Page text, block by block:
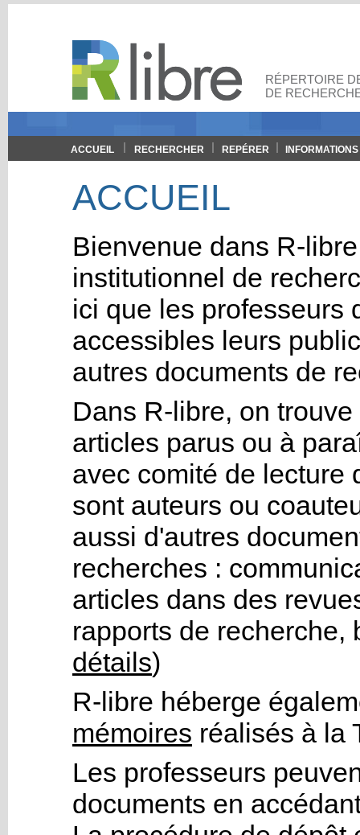
RÉPERTOIRE
DE
ACCUEIL RECHERCHER REPÉRER INFORMATIONS
ACCUEIL
Bienvenue dans R-
institutionnel de
ici que les professeurs
accessibles leurs
autres documents de
Dans R-libre, on
articles parus ou à
avec comité de lecture
sont auteurs ou
aussi d'autres
recherches :
articles dans des
rapports de
détails)
R-libre héberge
mémoires réalisés à la
Les professeurs
documents en